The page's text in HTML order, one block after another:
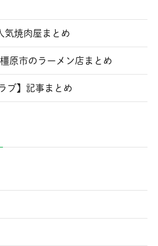
気焼肉屋まとめ
原市のラーメン店まとめ
ブ】記事まとめ